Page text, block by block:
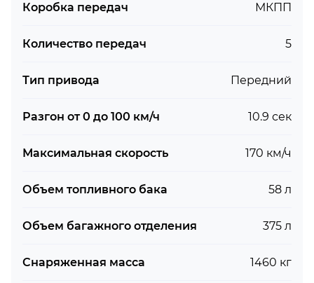
Коробка передач МКПП
Количество передач 5
Тип привода Передний
Разгон от 0 до 100 км/ч 10.9 сек
Максимальная скорость 170 км/ч
Объем топливного бака 58 л
Объем багажного отделения 375 л
Снаряженная масса 1460 кг